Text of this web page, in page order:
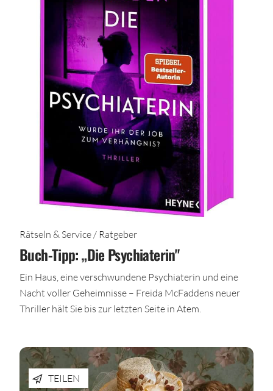
Rätseln & Service / Ratgeber
Buch-Tipp: „Die Psychiaterin"
Ein Haus, eine verschwundene Psychiaterin und eine
Nacht voller Geheimnisse – Freida McFaddens neuer
Thriller hält Sie bis zur letzten Seite in Atem.
TEILEN